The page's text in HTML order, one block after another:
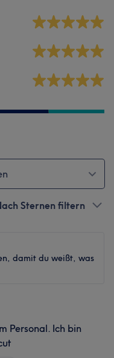
Sternen filtern
damit du weißt, was
Personal. Ich bin